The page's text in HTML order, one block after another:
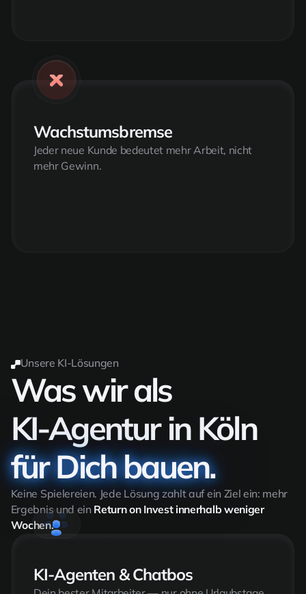
Wachstumsbremse
Jeder neue Kunde bedeutet mehr Arbeit, nicht
mehr Gewinn.
Unsere KI-Lösungen
Was wir als
KI-Agentur in Köln
für Dich bauen.
Keine Spielereien. Jede Lösung zahlt auf ein Ziel ein: mehr
Ergebnis und ein Return on Invest innerhalb weniger
Wochen.
KI-Agenten & Chatbos